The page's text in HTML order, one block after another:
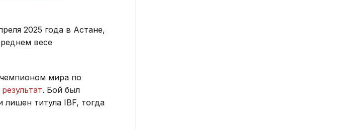
2025 года в Астане,
весе
мира по
. Бой был
титула IBF, тогда